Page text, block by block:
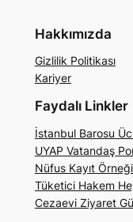
Hakkımızda
Gizlilik Politikası
Kariyer
Faydalı Linkler
İstanbul Barosu
UYAP Vatandaş
Nüfus Kayıt
Tüketici Hakem
Cezaevi Ziyaret